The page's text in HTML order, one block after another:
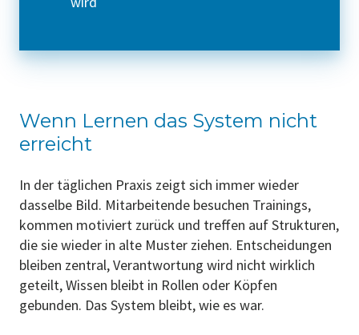
Wenn Lernen das System nicht
erreicht
In der täglichen Praxis zeigt sich immer wieder
dasselbe Bild. Mitarbeitende besuchen Trainings,
kommen motiviert zurück und treffen auf Strukturen,
die sie wieder in alte Muster ziehen. Entscheidungen
bleiben zentral, Verantwortung wird nicht wirklich
geteilt, Wissen bleibt in Rollen oder Köpfen
gebunden. Das System bleibt, wie es war.